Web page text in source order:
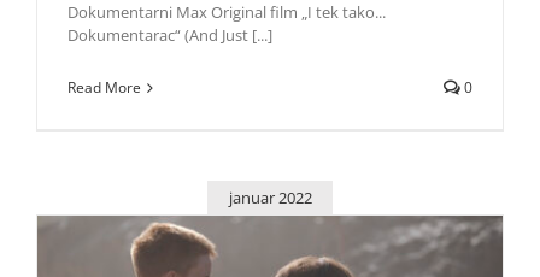
Dokumentarni Max Original film „I tek tako...
Dokumentarac“ (And Just [...]
Read More 0
januar 2022